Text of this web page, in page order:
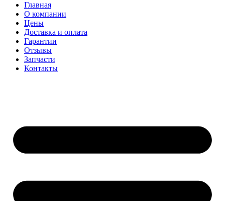
Главная
О компании
Цены
Доставка и оплата
Гарантии
Отзывы
Запчасти
Контакты